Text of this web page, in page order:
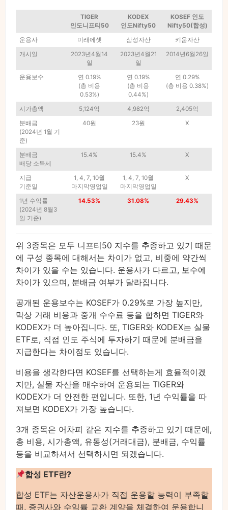
TIGER
인도니프티50
KODEX
인도Nifty50
KOSEF 인도
Nifty50(합성)
운용사
미래에셋 삼성자산
키움자산
개시일
2023년4월14
일
2023년4월21
일
2014년6월26일
운용보수
연 0.19%
(총 비용
0.53%)
연 0.19%
(총 비용
0.44%)
연 0.29%
(총 비용 0.38%)
시가총액 5,124억 4,982억
2,405억
분배금
(2024년 1월 기
준)
40원 23원 X
분배금
배당 소득세
15.4% 15.4% X
지급
기준일
1, 4, 7, 10월
마지막영업일
1, 4, 7, 10월
마지막영업일
X
1년 수익률
(2024년 8월3
일 기준)
14.53% 31.08% 29.43%
위 3종목은 모두 니프티50 지수를 추종하고 있기 때문
에 구성 종목에 대해서는 차이가 없고, 비중에 약간씩
차이가 있을 수는 있습니다. 운용사가 다르고, 보수에
차이가 있으며, 분배금 여부가 달라집니다.
공개된 운용보수는 KOSEF가 0.29%로 가장 높지만,
막상 거래 비용과 중개 수수료 등을 합하면 TIGER와
KODEX가 더 높아집니다. 또, TIGER와 KODEX는 실물
ETF로, 직접 인도 주식에 투자하기 때문에 분배금을
지급한다는 차이점도 있습니다.
비용을 생각한다면 KOSEF를 선택하는게 효율적이겠
지만, 실물 자산을 매수하여 운용되는 TIGER와
KODEX가 더 안전한 편입니다. 또한, 1년 수익률을 따
져보면 KODEX가 가장 높습니다.
3개 종목은 어차피 같은 지수를 추종하고 있기 때문에,
총 비용, 시가총액, 유동성(거래대금), 분배금, 수익률
등을 비교하셔서 선택하시면 되겠습니다.
합성 ETF란?
합성 ETF는 자산운용사가 직접 운용할 능력이 부족할
때, 증권사와 수익률 교환 계약을 체결하여 운용합니